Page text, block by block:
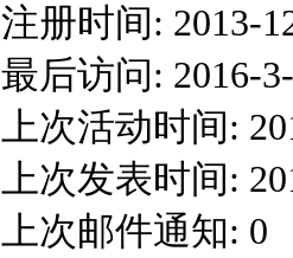
注册时间: 2013-
最后访问: 2016-
上次活动时间:
上次发表时间:
上次邮件通知: 0